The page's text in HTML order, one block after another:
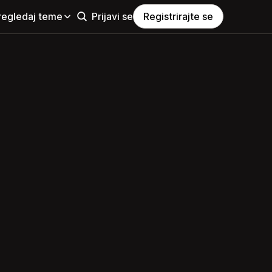
teme Prijavi se Registrirajte se